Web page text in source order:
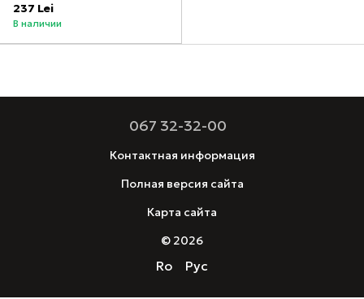
237 Lei
В наличии
067 32-32-00
Контактная информация
Полная версия сайта
Карта сайта
© 2026
Ro Рус